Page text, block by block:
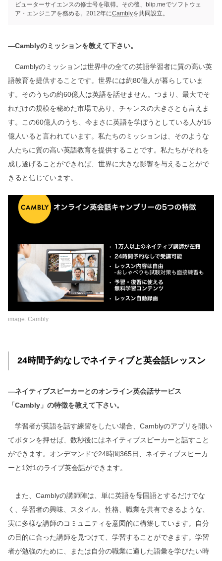
ピューターサイエンスの修士号を取得。その後、blip.meでソフトウェ
ア・エンジニアを務める。2012年にCamblyを共同設立。
―Camblyのミッションを教えて下さい。
Camblyのミッションは世界中の全ての英語学習者に質の高い英
語教育を提供することです。世界には約80億人が暮らしていま
す。そのうちの約60億人は英語を話せません。つまり、最大でそ
れだけの規模を秘めた市場であり、チャンスの大きさとも言えま
す。この60億人のうち、今まさに英語を学ぼうとしている人が15
億人いると言われています。私たちのミッションは、そのような
人たちに質の高い英語教育を提供することです。私たちがそれを
成し遂げることができれば、世界に大きな影響を与えることがで
きると信じています。
image: Cambly
24時間予約なしでネイティブと英会話レッスン
―ネイティブスピーカーとのオンライン英会話サービス
「Cambly」の特徴を教えて下さい。
学習者が英語を話す練習をしたい場合、Camblyのアプリを開い
てボタンを押せば、数秒後にはネイティブスピーカーと話すこと
ができます。オンデマンドで24時間365日、ネイティブスピーカ
ーと1対1のライブ英会話ができます。
また、Camblyの講師陣は、単に英語を母国語とするだけでな
く、学習者の興味、スタイル、性格、職業を共有できるような、
実に多様な講師のコミュニティを意図的に構築しています。自分
の目的に合った講師を見つけて、学習することができます。学習
者が勉強のために、または自分の職業に適した語彙を学びたい時